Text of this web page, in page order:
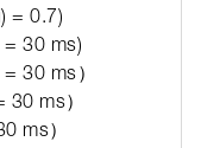
= 0.7)
30 ms)
30 ms）
ms）
ms）